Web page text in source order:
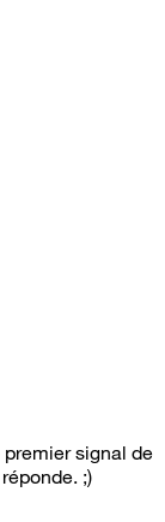
signal de
;)